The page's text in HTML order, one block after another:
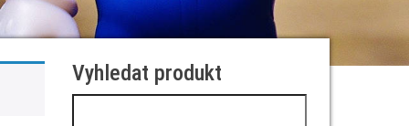
Vyhledat produkt